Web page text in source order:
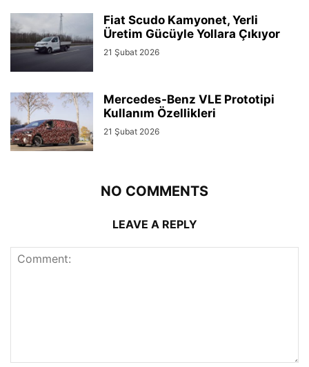
Fiat Scudo Kamyonet, Yerli
Üretim Gücüyle Yollara Çıkıyor
21 Şubat 2026
Mercedes-Benz VLE Prototipi
Kullanım Özellikleri
21 Şubat 2026
NO COMMENTS
LEAVE A REPLY